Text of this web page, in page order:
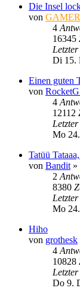
Die Insel
von GAMER
4
16345
Di 15.
Einen guten
von
4
12112
Mo
Tatüü
von Bandit »
2
8380
Mo
Hiho
von grothesk
4
10828
Do 9.